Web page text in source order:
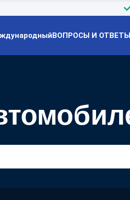
ВОПРОСЫ И ОТВЕТЫ